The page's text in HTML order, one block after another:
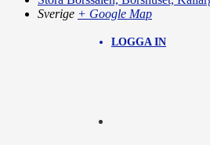
LOGGA IN
Sverige + Google Map